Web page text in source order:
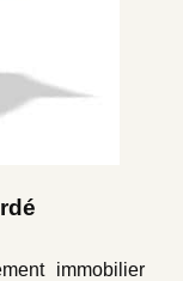
immobilier